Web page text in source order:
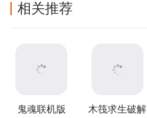
相关推荐
鬼魂联机版
木筏求生破解